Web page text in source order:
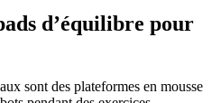
d’équilibre pour
sont des plateformes en mousse